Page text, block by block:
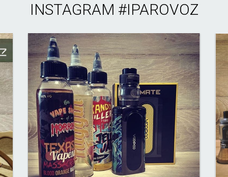
INSTAGRAM #IPAROVOZ